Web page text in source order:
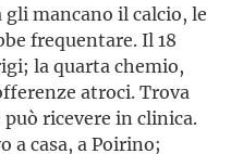
mancano il calcio, le
frequentare. Il 18
la quarta chemio,
atroci. Trova
ricevere in clinica.
a casa, a Poirino;